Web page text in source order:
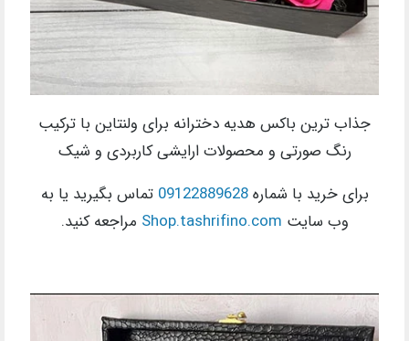
جذاب ترین باکس هدیه دخترانه برای ولنتاین با ترکیب
رنگ صورتی و محصولات ارایشی کاربردی و شیک
برای خرید با شماره09122889628 تماس بگیرید یا به
وب سایت Shop.tashrifino.com مراجعه کنید.